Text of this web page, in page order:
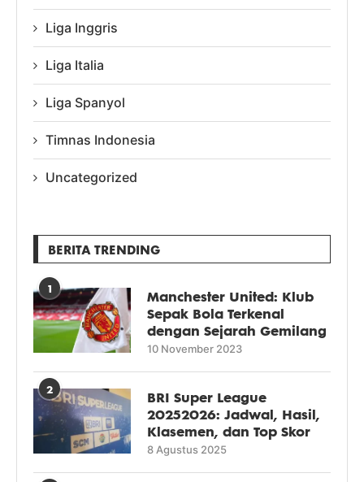
Liga Inggris
Liga Italia
Liga Spanyol
Timnas Indonesia
Uncategorized
BERITA TRENDING
1
Manchester United: Klub
Sepak Bola Terkenal
dengan Sejarah Gemilang
10 November 2023
2
BRI Super League
20252026: Jadwal, Hasil,
Klasemen, dan Top Skor
8 Agustus 2025